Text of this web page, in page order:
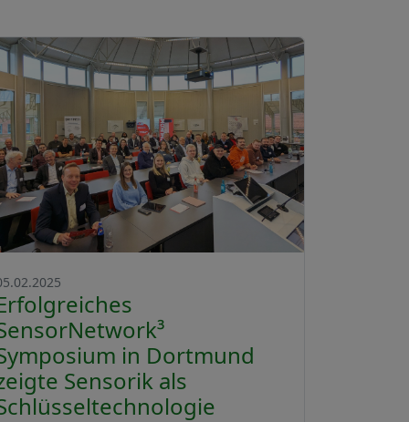
in Dortmund
Sensorik als